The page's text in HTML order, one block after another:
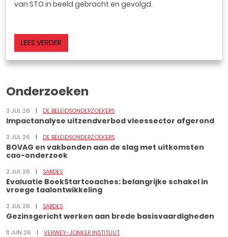
van STO in beeld gebracht en gevolgd.
LEES VERDER
Onderzoeken
3 JUL 26 DE BELEIDSONDERZOEKERS
Impactanalyse uitzendverbod vleessector afgerond
3 JUL 26 DE BELEIDSONDERZOEKERS
BOVAG en vakbonden aan de slag met uitkomsten
cao-onderzoek
2 JUL 26 SARDES
Evaluatie BoekStartcoaches: belangrijke schakel in
vroege taalontwikkeling
2 JUL 26 SARDES
Gezinsgericht werken aan brede basisvaardigheden
11 JUN 26 VERWEY-JONKER INSTITUUT